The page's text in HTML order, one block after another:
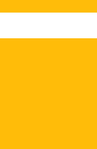
de